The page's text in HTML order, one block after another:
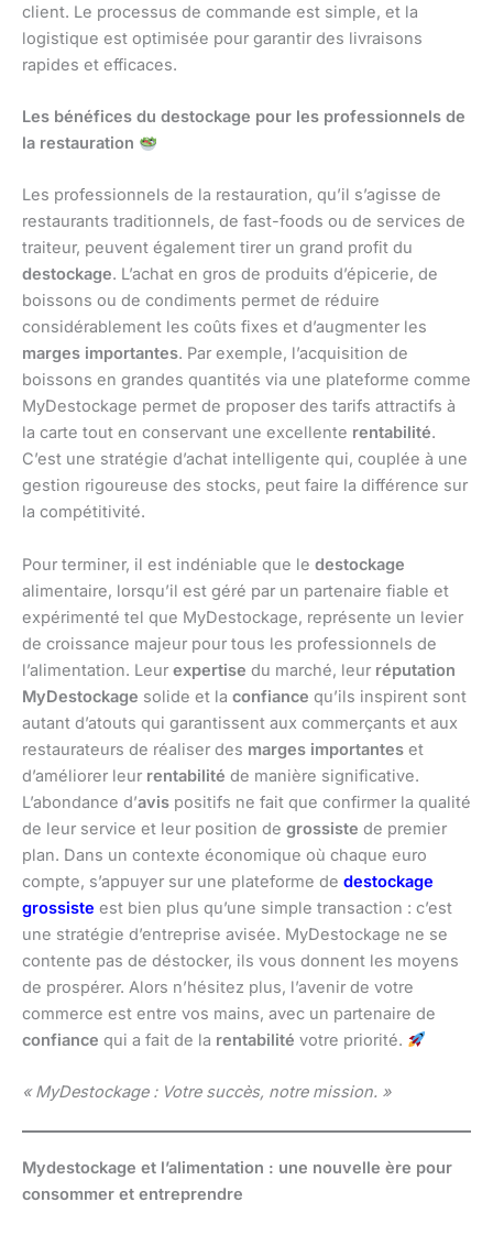
client. Le processus de commande est simple, et la
logistique est optimisée pour garantir des livraisons
rapides et efficaces.
Les bénéfices du destockage pour les professionnels de
la restauration
Les professionnels de la restauration, qu’il s’agisse de
restaurants traditionnels, de fast-foods ou de services de
traiteur, peuvent également tirer un grand profit du
destockage. L’achat en gros de produits d’épicerie, de
boissons ou de condiments permet de réduire
considérablement les coûts fixes et d’augmenter les
marges importantes. Par exemple, l’acquisition de
boissons en grandes quantités via une plateforme comme
MyDestockage permet de proposer des tarifs attractifs à
la carte tout en conservant une excellente rentabilité.
C’est une stratégie d’achat intelligente qui, couplée à une
gestion rigoureuse des stocks, peut faire la différence sur
la compétitivité.
Pour terminer, il est indéniable que le destockage
alimentaire, lorsqu’il est géré par un partenaire fiable et
expérimenté tel que MyDestockage, représente un levier
de croissance majeur pour tous les professionnels de
l’alimentation. Leur expertise du marché, leur réputation
MyDestockage solide et la confiance qu’ils inspirent sont
autant d’atouts qui garantissent aux commerçants et aux
restaurateurs de réaliser des marges importantes et
d’améliorer leur rentabilité de manière significative.
L’abondance d’avis positifs ne fait que confirmer la qualité
de leur service et leur position de grossiste de premier
plan. Dans un contexte économique où chaque euro
compte, s’appuyer sur une plateforme de destockage
grossiste est bien plus qu’une simple transaction : c’est
une stratégie d’entreprise avisée. MyDestockage ne se
contente pas de déstocker, ils vous donnent les moyens
de prospérer. Alors n’hésitez plus, l’avenir de votre
commerce est entre vos mains, avec un partenaire de
confiance qui a fait de la rentabilité votre priorité.
« MyDestockage : Votre succès, notre mission. »
Mydestockage et l’alimentation : une nouvelle ère pour
consommer et entreprendre